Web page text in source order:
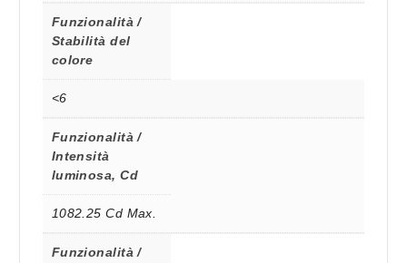
Funzionalità /
Stabilità del
colore
<6
Funzionalità /
Intensità
luminosa, Cd
1082.25 Cd Max.
Funzionalità /